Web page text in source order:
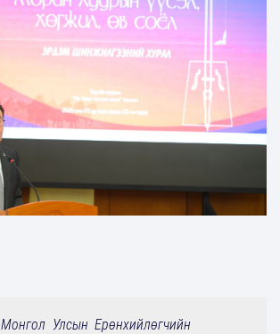
Монгол Улсын Ерөнхийлөгчийн